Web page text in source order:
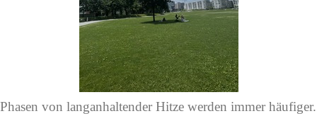
Phasen von langanhaltender Hitze werden immer häufiger.